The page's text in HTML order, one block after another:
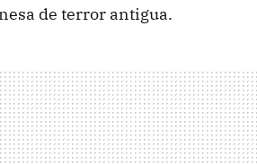
de terror antigua.